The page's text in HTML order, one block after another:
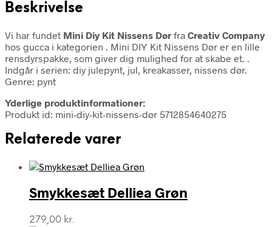
Beskrivelse
Vi har fundet Mini Diy Kit Nissens Dør fra Creativ Company
hos gucca i kategorien . Mini DIY Kit Nissens Dør er en lille
rensdyrspakke, som giver dig mulighed for at skabe et. .
Indgår i serien: diy julepynt, jul, kreakasser, nissens dør.
Genre: pynt
Yderlige produktinformationer:
Produkt id: mini-diy-kit-nissens-dør 5712854640275
Relaterede varer
Smykkesæt Delliea Grøn
279,00 kr.